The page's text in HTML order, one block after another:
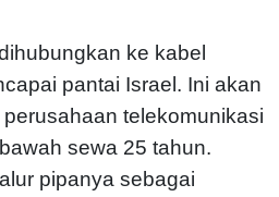
ke kabel
pantai Israel. Ini akan
telekomunikasi
sewa 25 tahun.
pipanya sebagai